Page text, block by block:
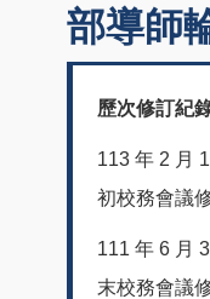
部導師
歷次修訂紀
113 年 2 月
初校務會議
111 年 6 月
末校務會議